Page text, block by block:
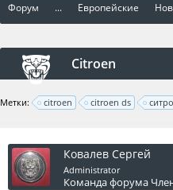
Форум ... Европейские
Citroen
Метки: citroen citroen ds
Ковалев Сергей
Administrator
Команда форума